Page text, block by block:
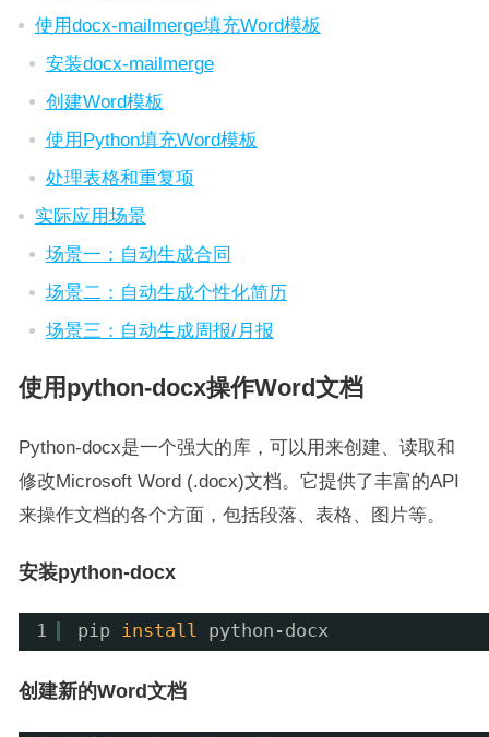
使用docx-mailmerge填充Word模板
安装docx-mailmerge
创建Word模板
使用Python填充Word模板
处理表格和重复项
实际应用场景
场景一：自动生成合同
场景二：自动生成个性化简历
场景三：自动生成周报/月报
使用python-docx操作Word文档
Python-docx是一个强大的库，可以用来创建、读取和
修改Microsoft Word (.docx)文档。它提供了丰富的API
来操作文档的各个方面，包括段落、表格、图片等。
安装python-docx
1 pip install python-docx
创建新的Word文档